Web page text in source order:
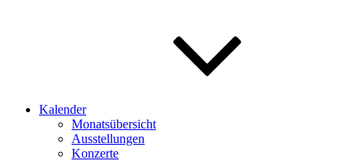
Kalender
Monatsübersicht
Ausstellungen
Konzerte